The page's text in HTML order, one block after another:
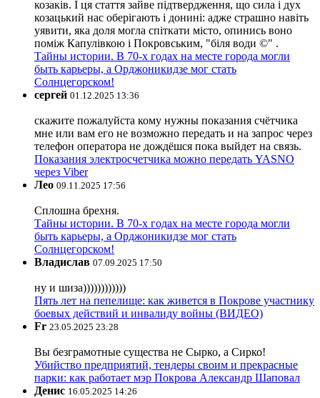
козаків. І ця стаття зайве підтвердження, що сила і дух
козацький нас оберігають і донині: адже страшно навіть
уявити, яка доля могла спіткати місто, опинись воно
поміж Капулівкою і Покровським, "біля води ©" .
Тайны истории. В 70-х годах на месте города могли
быть карьеры, а Орджоникидзе мог стать
Солнцегорском!
сергей 01.12.2025 13:36
скажите пожалуйста кому нужны показания счётчика
мне или вам его не возможно передать и на запрос через
телефон оператора не дождёшся пока выйдет на связь.
Показания электросчетчика можно передать YASNO
через Viber
Лео 09.11.2025 17:56
Сплошна брехня.
Тайны истории. В 70-х годах на месте города могли
быть карьеры, а Орджоникидзе мог стать
Солнцегорском!
Владислав 07.09.2025 17:50
ну и шиза))))))))))))
Пять лет на пепелище: как живется в Покрове участнику
боевых действий и инвалиду войны (ВИДЕО)
Fr 23.05.2025 23:28
Вы безграмотные существа не Сырко, а Сирко!
Убийство предприятий, тендеры своим и прекрасные
парки: как работает мэр Покрова Александр Шаповал
Денис 16.05.2025 14:26